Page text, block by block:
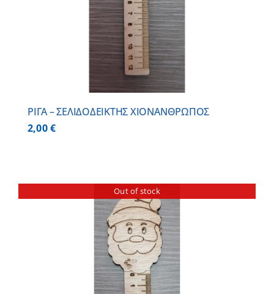
ΡΙΓΑ – ΣΕΛΙΔΟΔΕΙΚΤΗΣ ΧΙΟΝΑΝΘΡΩΠΟΣ
2,00€
Out of stock